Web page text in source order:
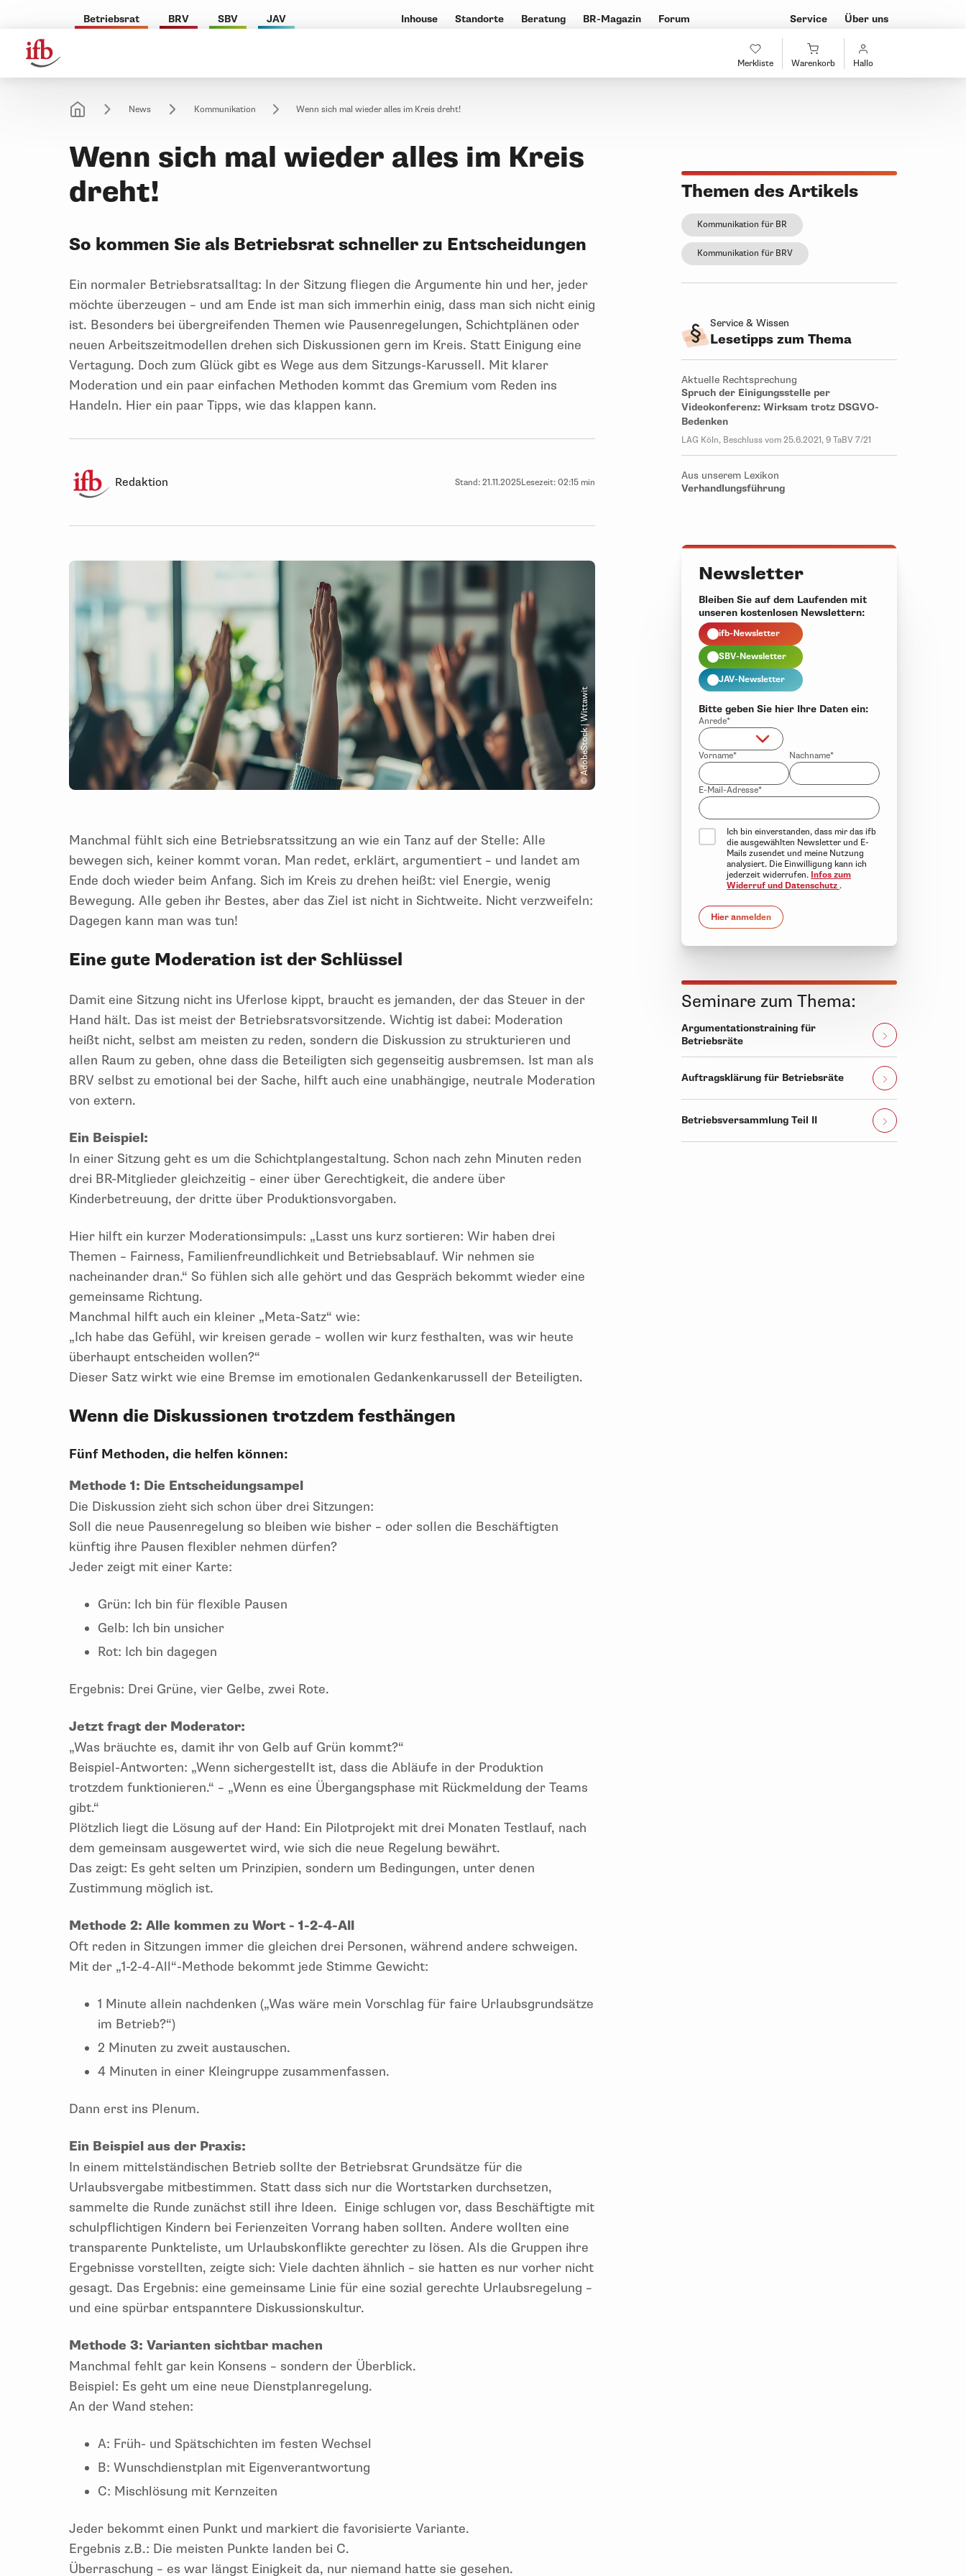
Merkliste Warenkorb Hallo
Betriebsrat BRV SBV JAV Inhouse Standorte Beratung BR-Magazin Forum Service Über uns
News Kommunikation Wenn sich mal wieder alles im Kreis dreht!
Wenn sich mal wieder alles im Kreis
dreht!
So kommen Sie als Betriebsrat schneller zu Entscheidungen
Ein normaler Betriebsratsalltag: In der Sitzung fliegen die Argumente hin und her, jeder
möchte überzeugen – und am Ende ist man sich immerhin einig, dass man sich nicht einig
ist. Besonders bei übergreifenden Themen wie Pausenregelungen, Schichtplänen oder
neuen Arbeitszeitmodellen drehen sich Diskussionen gern im Kreis. Statt Einigung eine
Vertagung. Doch zum Glück gibt es Wege aus dem Sitzungs-Karussell. Mit klarer
Moderation und ein paar einfachen Methoden kommt das Gremium vom Reden ins
Handeln. Hier ein paar Tipps, wie das klappen kann.
Redaktion Stand: 21.11.2025Lesezeit: 02:15 min
© AdobeStock | Wittawit
Manchmal fühlt sich eine Betriebsratssitzung an wie ein Tanz auf der Stelle: Alle
bewegen sich, keiner kommt voran. Man redet, erklärt, argumentiert – und landet am
Ende doch wieder beim Anfang. Sich im Kreis zu drehen heißt: viel Energie, wenig
Bewegung. Alle geben ihr Bestes, aber das Ziel ist nicht in Sichtweite. Nicht verzweifeln:
Dagegen kann man was tun!
Eine gute Moderation ist der Schlüssel
Damit eine Sitzung nicht ins Uferlose kippt, braucht es jemanden, der das Steuer in der
Hand hält. Das ist meist der Betriebsratsvorsitzende. Wichtig ist dabei: Moderation
heißt nicht, selbst am meisten zu reden, sondern die Diskussion zu strukturieren und
allen Raum zu geben, ohne dass die Beteiligten sich gegenseitig ausbremsen. Ist man als
BRV selbst zu emotional bei der Sache, hilft auch eine unabhängige, neutrale Moderation
von extern.
Ein Beispiel:
In einer Sitzung geht es um die Schichtplangestaltung. Schon nach zehn Minuten reden
drei BR-Mitglieder gleichzeitig – einer über Gerechtigkeit, die andere über
Kinderbetreuung, der dritte über Produktionsvorgaben.
Hier hilft ein kurzer Moderationsimpuls: „Lasst uns kurz sortieren: Wir haben drei
Themen – Fairness, Familienfreundlichkeit und Betriebsablauf. Wir nehmen sie
nacheinander dran.“ So fühlen sich alle gehört und das Gespräch bekommt wieder eine
gemeinsame Richtung.
Manchmal hilft auch ein kleiner „Meta-Satz“ wie:
„Ich habe das Gefühl, wir kreisen gerade – wollen wir kurz festhalten, was wir heute
überhaupt entscheiden wollen?“
Dieser Satz wirkt wie eine Bremse im emotionalen Gedankenkarussell der Beteiligten.
Wenn die Diskussionen trotzdem festhängen
Fünf Methoden, die helfen können:
Methode 1: Die Entscheidungsampel
Die Diskussion zieht sich schon über drei Sitzungen:
Soll die neue Pausenregelung so bleiben wie bisher – oder sollen die Beschäftigten
künftig ihre Pausen flexibler nehmen dürfen?
Jeder zeigt mit einer Karte:
Grün: Ich bin für flexible Pausen
Gelb: Ich bin unsicher
Rot: Ich bin dagegen
Ergebnis: Drei Grüne, vier Gelbe, zwei Rote.
Jetzt fragt der Moderator:
„Was bräuchte es, damit ihr von Gelb auf Grün kommt?“
Beispiel-Antworten: „Wenn sichergestellt ist, dass die Abläufe in der Produktion
trotzdem funktionieren.“ – „Wenn es eine Übergangsphase mit Rückmeldung der Teams
gibt.“
Plötzlich liegt die Lösung auf der Hand: Ein Pilotprojekt mit drei Monaten Testlauf, nach
dem gemeinsam ausgewertet wird, wie sich die neue Regelung bewährt.
Das zeigt: Es geht selten um Prinzipien, sondern um Bedingungen, unter denen
Zustimmung möglich ist.
Methode 2: Alle kommen zu Wort - 1-2-4-All
Oft reden in Sitzungen immer die gleichen drei Personen, während andere schweigen.
Mit der „1-2-4-All“-Methode bekommt jede Stimme Gewicht:
1 Minute allein nachdenken („Was wäre mein Vorschlag für faire Urlaubsgrundsätze
im Betrieb?“)
2 Minuten zu zweit austauschen.
4 Minuten in einer Kleingruppe zusammenfassen.
Dann erst ins Plenum.
Ein Beispiel aus der Praxis:
In einem mittelständischen Betrieb sollte der Betriebsrat Grundsätze für die
Urlaubsvergabe mitbestimmen. Statt dass sich nur die Wortstarken durchsetzen,
sammelte die Runde zunächst still ihre Ideen. Einige schlugen vor, dass Beschäftigte mit
schulpflichtigen Kindern bei Ferienzeiten Vorrang haben sollten. Andere wollten eine
transparente Punkteliste, um Urlaubskonflikte gerechter zu lösen. Als die Gruppen ihre
Ergebnisse vorstellten, zeigte sich: Viele dachten ähnlich – sie hatten es nur vorher nicht
gesagt. Das Ergebnis: eine gemeinsame Linie für eine sozial gerechte Urlaubsregelung –
und eine spürbar entspanntere Diskussionskultur.
Methode 3: Varianten sichtbar machen
Manchmal fehlt gar kein Konsens – sondern der Überblick.
Beispiel: Es geht um eine neue Dienstplanregelung.
An der Wand stehen:
A: Früh- und Spätschichten im festen Wechsel
B: Wunschdienstplan mit Eigenverantwortung
C: Mischlösung mit Kernzeiten
Jeder bekommt einen Punkt und markiert die favorisierte Variante.
Ergebnis z.B.: Die meisten Punkte landen bei C.
Überraschung – es war längst Einigkeit da, nur niemand hatte sie gesehen.
Themen des Artikels
Kommunikation für BR
Kommunikation für BRV
Service & Wissen
Lesetipps zum Thema
Aktuelle Rechtsprechung
Spruch der Einigungsstelle per
Videokonferenz: Wirksam trotz DSGVO-
Bedenken
LAG Köln, Beschluss vom 25.6.2021, 9 TaBV 7/21
Aus unserem Lexikon
Verhandlungsführung
Newsletter
Bleiben Sie auf dem Laufenden mit
unseren kostenlosen Newslettern:
ifb-Newsletter
SBV-Newsletter
JAV-Newsletter
Bitte geben Sie hier Ihre Daten ein:
Anrede*
Vorname* Nachname*
E-Mail-Adresse*
Ich bin einverstanden, dass mir das ifb
die ausgewählten Newsletter und E-
Mails zusendet und meine Nutzung
analysiert. Die Einwilligung kann ich
jederzeit widerrufen. Infos zum
Widerruf und Datenschutz .
Hier anmelden
Seminare zum Thema:
Argumentationstraining für
Betriebsräte
Auftragsklärung für Betriebsräte
Betriebsversammlung Teil II